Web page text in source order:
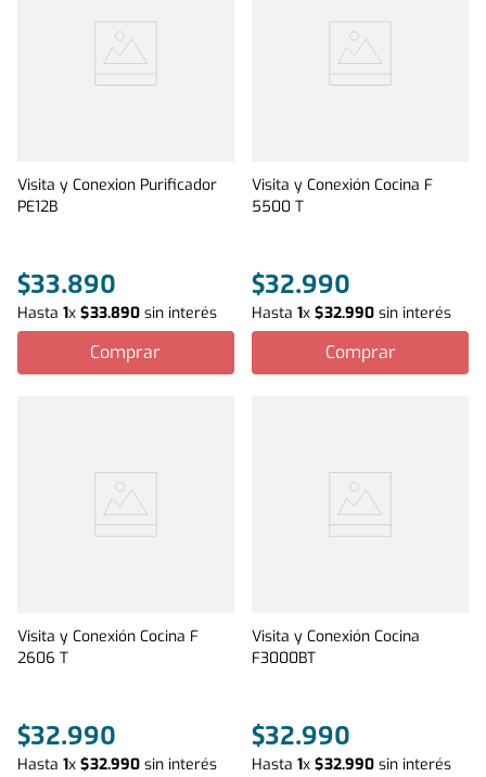
Visita y Conexion Purificador
PE12B
$33.890
Hasta 1x $33.890 sin interés
Comprar
Visita y Conexión Cocina F
5500 T
$32.990
Hasta1x$32.990 sin interés
Comprar
Visita y Conexión Cocina F
2606 T
$32.990
Hasta 1x $32.990 sin interés
Visita y Conexión Cocina
F3000BT
$32.990
Hasta1x$32.990 sin interés